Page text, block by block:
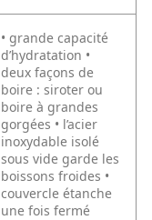
• grande capacité
d’hydratation •
deux façons de
boire : siroter ou
boire à grandes
gorgées • l’acier
inoxydable isolé
sous vide garde les
boissons froides •
couvercle étanche
une fois fermé